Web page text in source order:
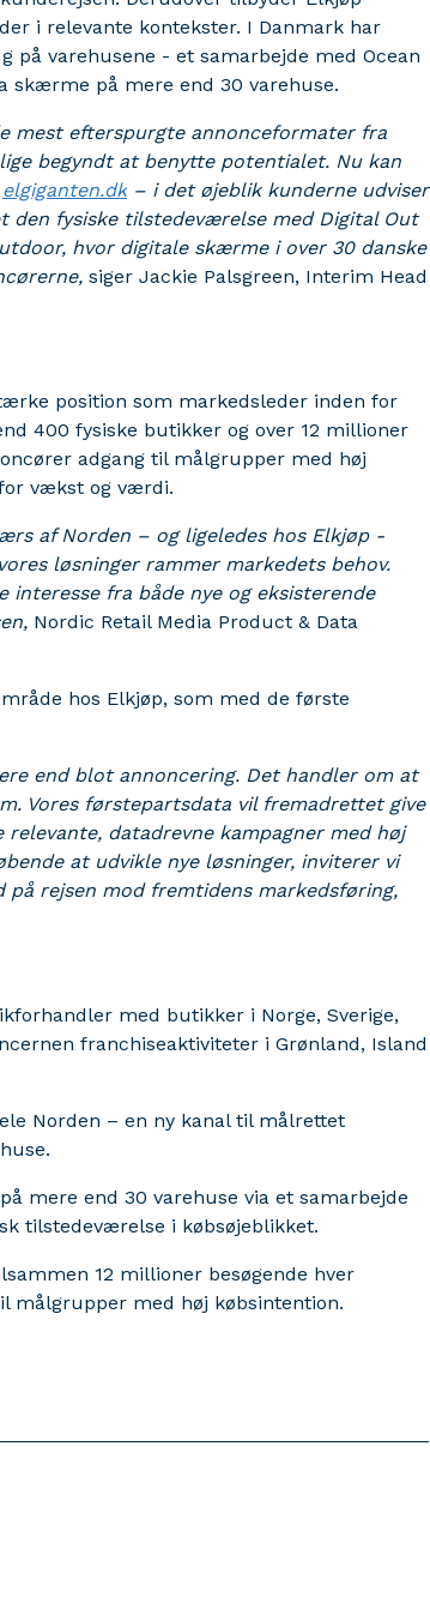
i relevante kontekster. I Danmark har
varehusene - et samarbejde med Ocean
skærme på mere end 30 varehuse.
mest efterspurgte annonceformater fra
begyndt at benytte potentialet. Nu kan
elgiganten.dk – i det øjeblik kunderne udviser
den fysiske tilstedeværelse med Digital Out
hvor digitale skærme i over 30 danske
siger Jackie Palsgreen, Interim Head
position som markedsleder inden for
400 fysiske butikker og over 12 millioner
adgang til målgrupper med høj
vækst og værdi.
af Norden – og ligeledes hos Elkjøp -
løsninger rammer markedets behov.
interesse fra både nye og eksisterende
Nordic Retail Media Product & Data
hos Elkjøp, som med de første
end blot annoncering. Det handler om at
Vores førstepartsdata vil fremadrettet give
datadrevne kampagner med høj
at udvikle nye løsninger, inviterer vi
rejsen mod fremtidens markedsføring,
med butikker i Norge, Sverige,
franchiseaktiviteter i Grønland, Island
Norden – en ny kanal til målrettet
mere end 30 varehuse via et samarbejde
tilstedeværelse i købsøjeblikket.
12 millioner besøgende hver
målgrupper med høj købsintention.